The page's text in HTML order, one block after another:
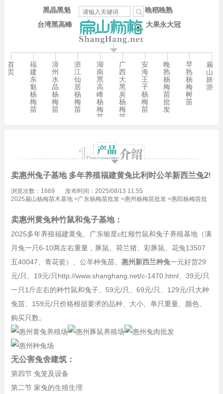
台湾黑高峰
晚稻晚熟
大果永大冠
黑晶黑魁
首
页
福
建
东
魁
杨
梅
苗
漳
州
水
晶
杨
梅
苗
浙
江
仙
居
杨
梅
苗
湖
南
黑
高
峰
杨
梅
苗
广
西
大
黑
炭
杨
梅
苗
安
海
王
子
杨
梅
苗
晚
熟
杨
梅
苗
批
发
早
熟
杨
梅
树
苗
扁
山
旅
游
卖惠州兔子基地 多年养殖福建黄兔比利时公羊新西兰兔29元
浏览次数：1669
发布时间：2025/08/13 11:55
2025扁山杨梅苗木基地>广东杨梅苗批发>惠州杨梅苗批发>惠阳杨梅苗批
卖惠州黄兔种竹鼠和兔子基地：
2025多年养殖福建黄兔、广东银星c红颊竹鼠和兔子养殖基地（满
月兔一只6-10两左右重量，豚鼠、荷兰猪、彩豚鼠、花兔13507
五40047、青花瓷）、公羊种兔苗、 惠州新西兰种兔一元好货29
元/只、19元/只http://www.shanghang.net/c-1470.html、39元/只
一只1斤左右的种竹鼠和兔子 、59元/只、69元/只、129元/只大种
兔苗、159元/只价格根据要求的品种、大小、单只重量、颜色、
购买只数。
无公害兔舍建筑：
第四节 兔笼及设备
第二节 家兔的生殖生理